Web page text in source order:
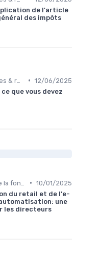
de l'article
des impôts
• 12/06/2025
que vous devez
• 10/01/2025
du retail et de l'e-
une
les directeurs